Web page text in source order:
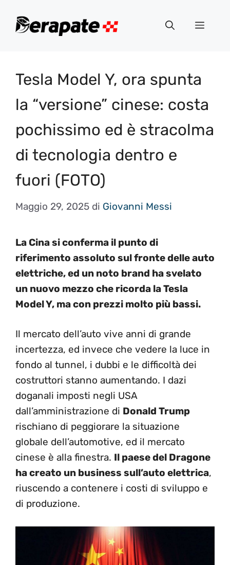
Menu
Tesla Model Y, ora spunta
la “versione” cinese: costa
pochissimo ed è stracolma
di tecnologia dentro e
fuori (FOTO)
Maggio 29, 2025 di Giovanni Messi
La Cina si conferma il punto di
riferimento assoluto sul fronte delle auto
elettriche, ed un noto brand ha svelato
un nuovo mezzo che ricorda la Tesla
Model Y, ma con prezzi molto più bassi.
Il mercato dell’auto vive anni di grande
incertezza, ed invece che vedere la luce in
fondo al tunnel, i dubbi e le difficoltà dei
costruttori stanno aumentando. I dazi
doganali imposti negli USA
dall’amministrazione di Donald Trump
rischiano di peggiorare la situazione
globale dell’automotive, ed il mercato
cinese è alla finestra. Il paese del Dragone
ha creato un business sull’auto elettrica,
riuscendo a contenere i costi di sviluppo e
di produzione.